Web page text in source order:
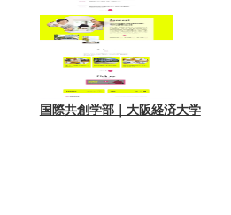
国際共創学部｜大阪経済大学